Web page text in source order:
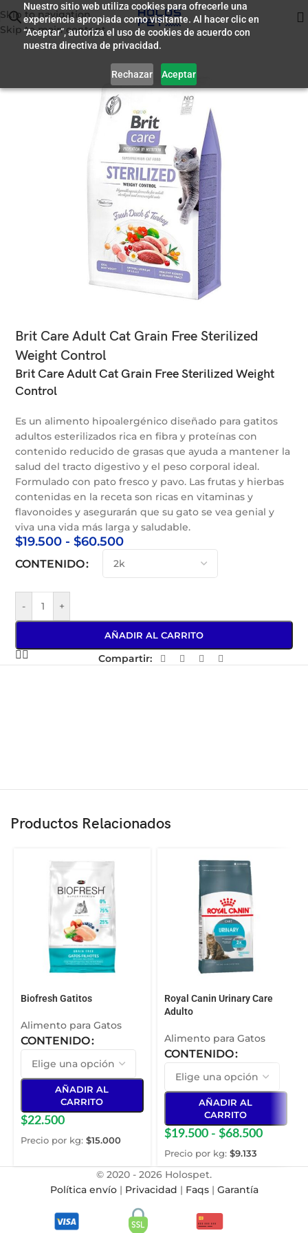
Nuestro sitio web utiliza cookies para ofrecerle una
experiencia apropiada como visitante. Al hacer clic en
“Aceptar”, autoriza el uso de cookies de acuerdo con
nuestra directiva de privacidad.
Rechazar Aceptar
Skip to navigation
Skip to main content
Inicio/ Alimento para Gatos
Brit Care Adult Cat Grain Free Sterilized
Weight Control
Brit Care Adult Cat Grain Free Sterilized Weight
Control
Es un alimento hipoalergénico diseñado para gatitos
adultos esterilizados rica en fibra y proteínas con
contenido reducido de grasas que ayuda a mantener la
salud del tracto digestivo y el peso corporal ideal.
Formulado con pato fresco y pavo. Las frutas y hierbas
contenidas en la receta son ricas en vitaminas y
flavonoides y asegurarán que su gato se vea genial y
viva una vida más larga y saludable.
$19.500 - $60.500
CONTENIDO
- +
AÑADIR AL CARRITO
Compartir:
Productos Relacionados
Biofresh Gatitos
Alimento para Gatos
CONTENIDO
AÑADIR AL
CARRITO
$22.500
Precio por kg: $15.000
Royal Canin Urinary Care
Adulto
Alimento para Gatos
CONTENIDO
AÑADIR AL
CARRITO
$19.500 - $68.500
Precio por kg: $9.133
© 2020 - 2026 Holospet.
Política envío| Privacidad | Faqs| Garantía